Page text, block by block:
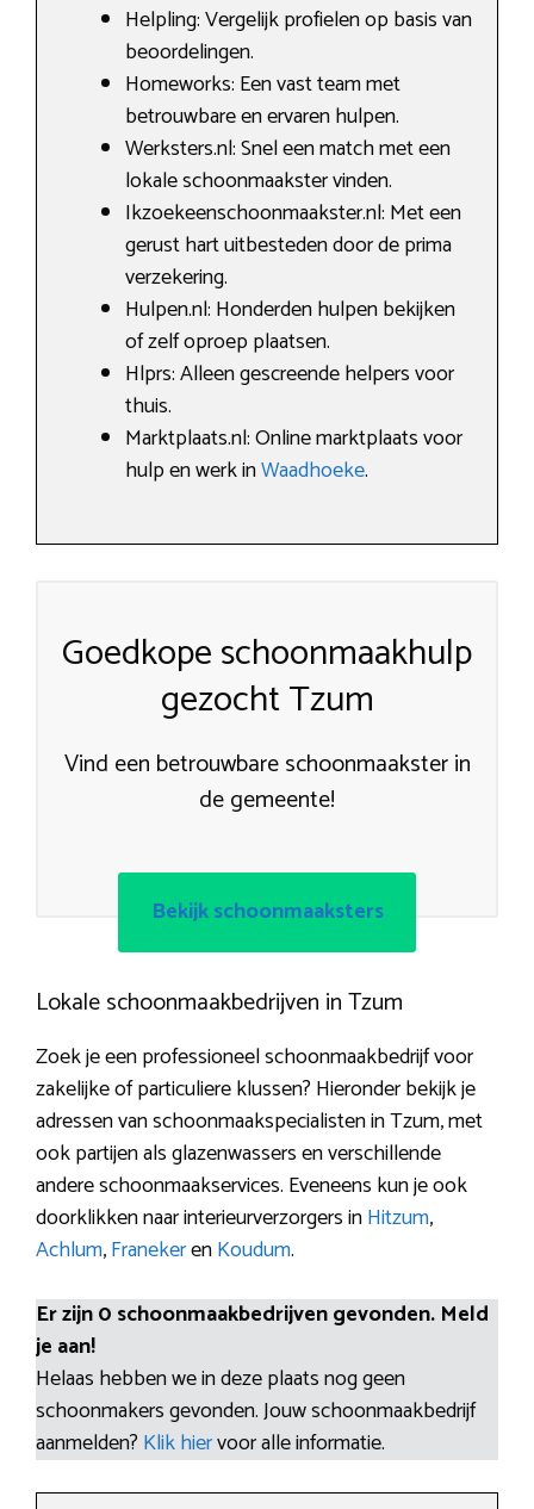
Helpling: Vergelijk profielen op basis van
beoordelingen.
Homeworks: Een vast team met
betrouwbare en ervaren hulpen.
Werksters.nl: Snel een match met een
lokale schoonmaakster vinden.
Ikzoekeenschoonmaakster.nl: Met een
gerust hart uitbesteden door de prima
verzekering.
Hulpen.nl: Honderden hulpen bekijken
of zelf oproep plaatsen.
Hlprs: Alleen gescreende helpers voor
thuis.
Marktplaats.nl: Online marktplaats voor
hulp en werk inWaadhoeke.
Goedkope schoonmaakhulp
gezocht Tzum
Vind een betrouwbare schoonmaakster in
de gemeente!
Bekijk schoonmaaksters
Lokale schoonmaakbedrijven in Tzum
Zoek je een professioneel schoonmaakbedrijf voor
zakelijke of particuliere klussen? Hieronder bekijk je
adressen van schoonmaakspecialisten in Tzum, met
ook partijen als glazenwassers en verschillende
andere schoonmaakservices. Eveneens kun je ook
doorklikken naar interieurverzorgers inHitzum,
Achlum,FranekerenKoudum.
Er zijn 0 schoonmaakbedrijven gevonden. Meld
je aan!
Helaas hebben we in deze plaats nog geen
schoonmakers gevonden. Jouw schoonmaakbedrijf
aanmelden? Klik hiervoor alle informatie.